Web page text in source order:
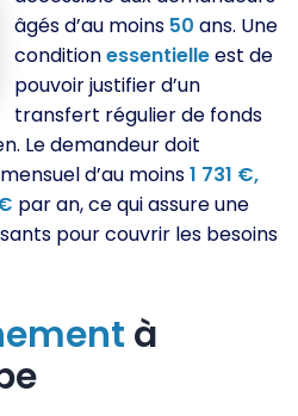
âgés d’au moins 50 ans. Une
conditionessentielleest de
pouvoir justifier d’un
transfert régulier de fonds
Le demandeur doit
d’au moins1 731 €,
par an, ce qui assure une
pour couvrir les besoins
à